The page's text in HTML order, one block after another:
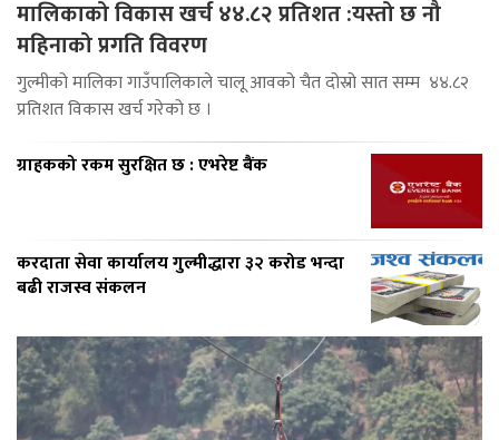
मालिकाको विकास खर्च ४४.८२ प्रतिशत :यस्तो छ नौ
महिनाको प्रगति विवरण
गुल्मीको मालिका गाउँपालिकाले चालू आवको चैत दोस्रो सात सम्म ४४.८२
प्रतिशत विकास खर्च गरेको छ ।
ग्राहकको रकम सुरक्षित छ : एभरेष्ट बैंक
करदाता सेवा कार्यालय गुल्मीद्धारा ३२ करोड भन्दा
बढी राजस्व संकलन